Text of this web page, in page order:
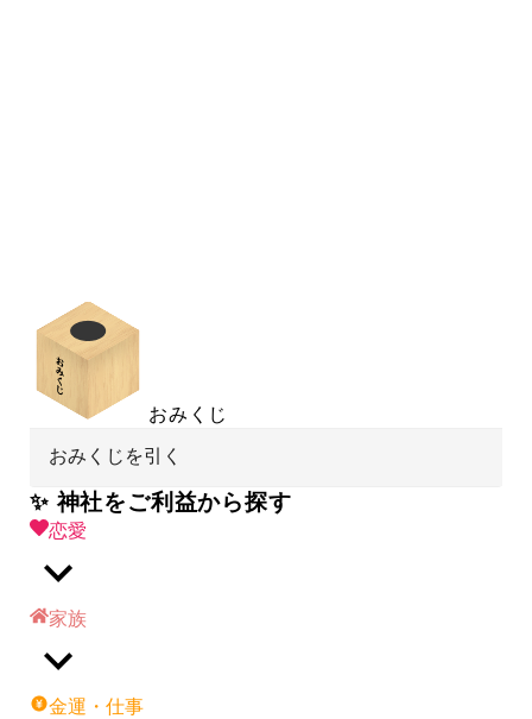
おみくじ
おみくじを引く
✨ 神社をご利益から探す
恋愛
家族
金運・仕事